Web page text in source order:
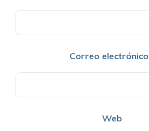
Correo electrónico
Web